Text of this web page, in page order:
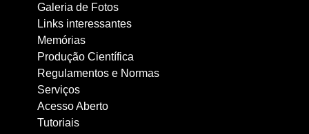
Galeria de Fotos
Links interessantes
Memórias
Produção Científica
Regulamentos e Normas
Serviços
Acesso Aberto
Tutoriais